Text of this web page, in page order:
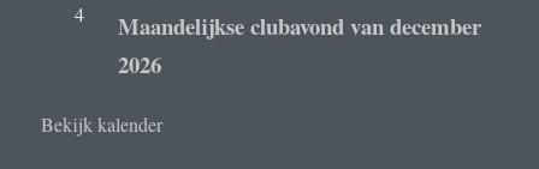
4
Maandelijkse clubavond van december
2026
Bekijk kalender